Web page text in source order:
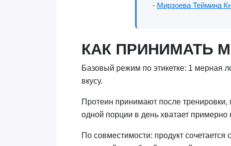
- Мирзоева Теймина
КАК ПРИНИМАТЬ
Базовый режим по этикетке: 1 мерная
вкусу.
Протеин принимают после
одной порции в день хватает примерно
По совместимости: продукт сочетается с